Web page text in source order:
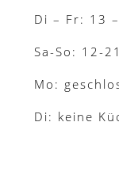
Di – Fr: 13
Sa-So: 12-
Mo:
Di: keine